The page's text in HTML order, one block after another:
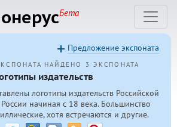
Бета
НАЙДЕНО 3 ЭКСПОНАТА
издательств
логотипы издательств Российской
начиная с 18 века. Большинство
хотя встречаются и другие.
Предложение экспоната